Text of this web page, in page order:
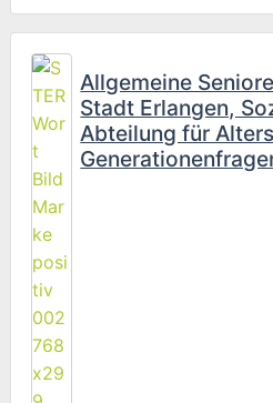
Allgemeine
Stadt Erlangen,
Abteilung für